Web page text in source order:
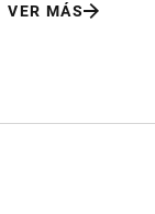
VER MÁS